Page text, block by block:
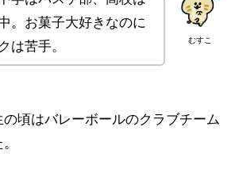
むすこ
。お菓子大好きなのに
は苦手。
頃はバレーボールのクラブチーム